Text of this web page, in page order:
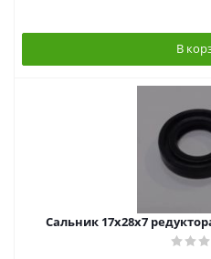
В
Сальник 17x28x7